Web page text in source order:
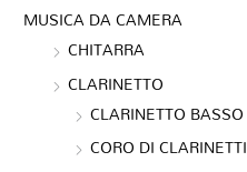
MUSICA DA CAMERA
CHITARRA
CLARINETTO
CLARINETTO BASSO
CORO DI CLARINETTI